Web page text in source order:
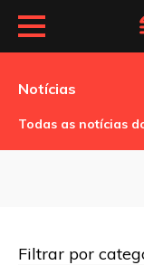
Notícias
Todas as notícias
Filtrar por